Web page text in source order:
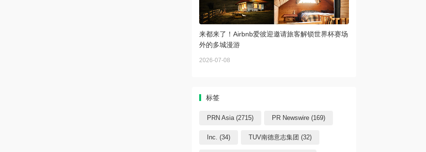
来都来了！Airbnb爱彼迎邀请旅客解锁世界杯赛场
外的多城漫游
2026-07-08
标签
PRN Asia (2715) PR Newswire (169)
Inc. (34) TUV南德意志集团 (32)